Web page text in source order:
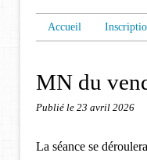
Accueil
MN du
Publié le 23 avril 2026
La séance se